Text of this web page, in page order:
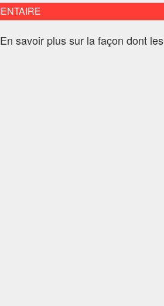
En savoir plus sur la façon dont les